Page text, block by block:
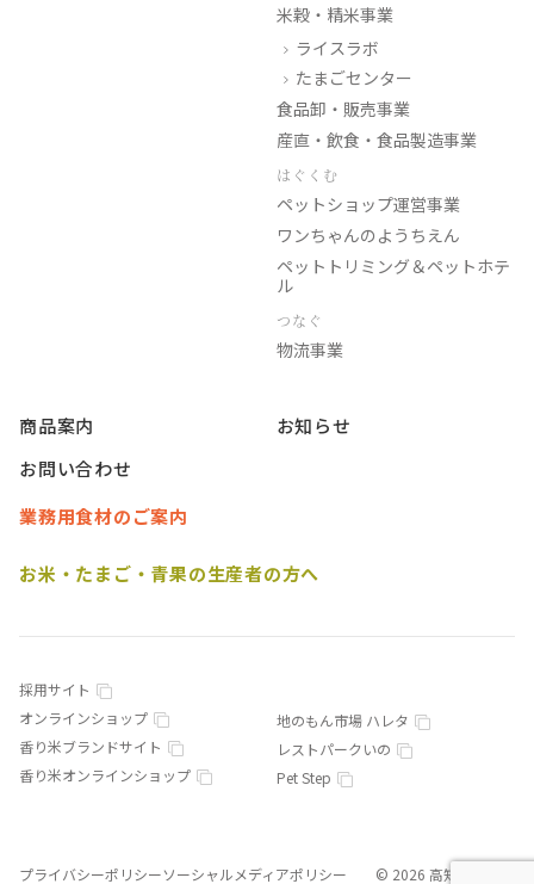
米穀・精米事業
ライスラボ
たまごセンター
食品卸・販売事業
産直・飲食・食品製造事業
はぐくむ
ペットショップ運営事業
ワンちゃんのようちえん
ペットトリミング＆ペットホテ
ル
つなぐ
物流事業
商品案内
お知らせ
お問い合わせ
業務用食材のご案内
お米・たまご・青果の生産者の方へ
採用サイト
オンラインショップ
香り米ブランドサイト
香り米オンラインショップ
地のもん市場 ハレタ
レストパークいの
Pet Step
プライバシーポリシーソーシャルメディアポリシー © 2026 高知食糧株式